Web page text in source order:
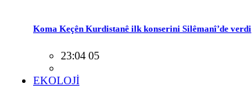
Koma Keçên Kurdistanê ilk konserini Silêmanî’de verdi
23:04 05
EKOLOJİ